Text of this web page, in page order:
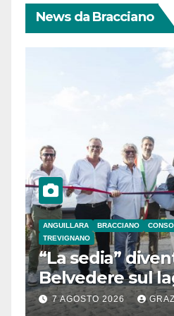
News da Bracciano
ANGUILLARA BRACCIANO
TREVIGNANO
“La sedia”
Belvedere sul
Bracciano: ieri
7 AGOSTO 2026